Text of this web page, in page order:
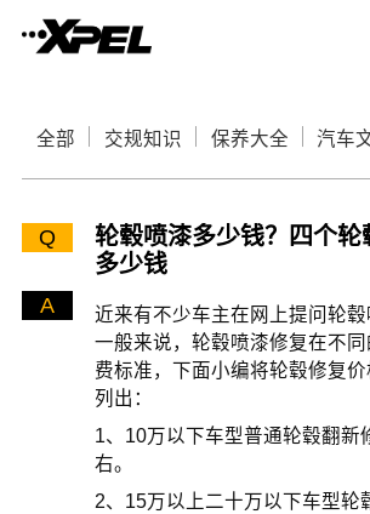
全部 交规知识 保养大全 汽车
Q
轮毂喷漆多少钱？四个轮
多少钱
A
近来有不少车主在网上提问轮毂
一般来说，轮毂喷漆修复在不
费标准，下面小编将轮毂修复
列出：
1、10万以下车型普通轮毂翻新
右。
2、15万以上二十万以下车型轮